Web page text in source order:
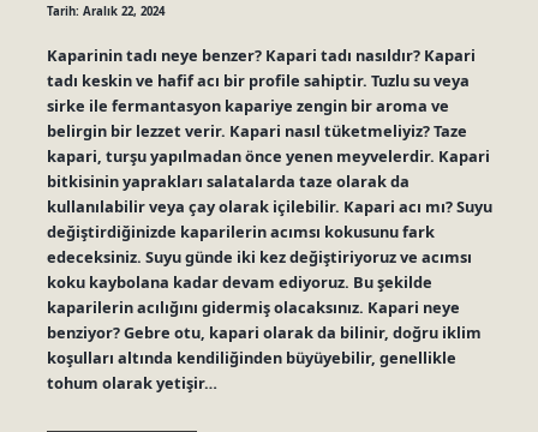
Tarih: Aralık 22, 2024
Kaparinin tadı neye benzer? Kapari tadı nasıldır? Kapari
tadı keskin ve hafif acı bir profile sahiptir. Tuzlu su veya
sirke ile fermantasyon kapariye zengin bir aroma ve
belirgin bir lezzet verir. Kapari nasıl tüketmeliyiz? Taze
kapari, turşu yapılmadan önce yenen meyvelerdir. Kapari
bitkisinin yaprakları salatalarda taze olarak da
kullanılabilir veya çay olarak içilebilir. Kapari acı mı? Suyu
değiştirdiğinizde kaparilerin acımsı kokusunu fark
edeceksiniz. Suyu günde iki kez değiştiriyoruz ve acımsı
koku kaybolana kadar devam ediyoruz. Bu şekilde
kaparilerin acılığını gidermiş olacaksınız. Kapari neye
benziyor? Gebre otu, kapari olarak da bilinir, doğru iklim
koşulları altında kendiliğinden büyüyebilir, genellikle
tohum olarak yetişir…